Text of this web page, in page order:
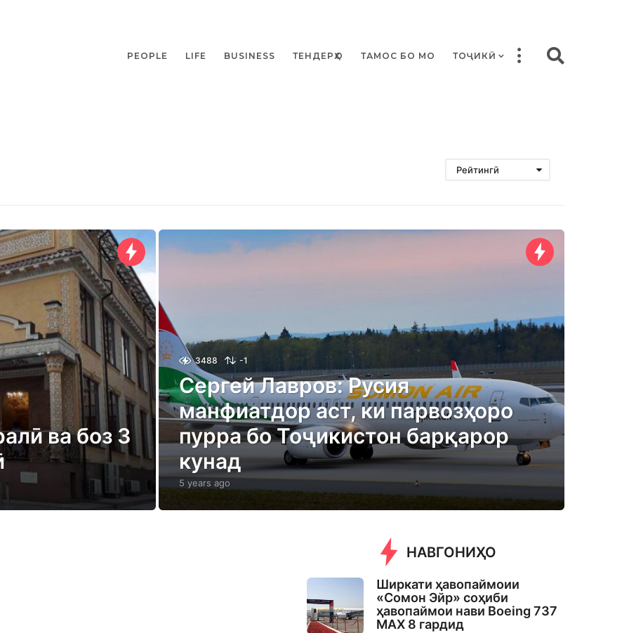
PEOPLE LIFE BUSINESS ТЕНДЕРҲО ТАМОС БО МО ТОҶИКӢ
Рейтингӣ
ва боз 3
3488 -1
Сергей Лавров: Русия
манфиатдор аст, ки парвозҳоро
пурра бо Тоҷикистон барқарор
кунад
5 years ago
e
НАВГОНИҲО
Ширкати ҳавопаймоии
«Сомон Эйр» соҳиби
ҳавопаймои нави Boeing 737
MAX 8 гардид